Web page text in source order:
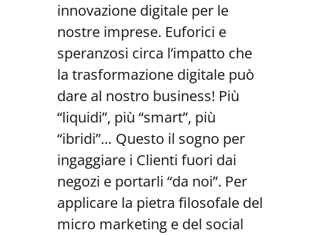
innovazione digitale per le
nostre imprese. Euforici e
speranzosi circa l’impatto che
la trasformazione digitale può
dare al nostro business! Più
“liquidi”, più “smart”, più
“ibridi”… Questo il sogno per
ingaggiare i Clienti fuori dai
negozi e portarli “da noi”. Per
applicare la pietra filosofale del
micro marketing e del social